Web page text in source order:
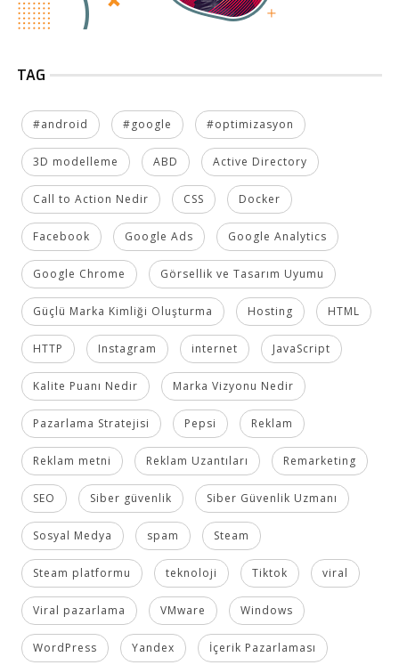
TAG
#android #google #optimizasyon
3D modelleme ABD Active Directory
Call to Action Nedir CSS Docker
Facebook Google Ads Google Analytics
Google Chrome Görsellik ve Tasarım Uyumu
Güçlü Marka Kimliği Oluşturma Hosting HTML
HTTP Instagram internet JavaScript
Kalite Puanı Nedir Marka Vizyonu Nedir
Pazarlama Stratejisi Pepsi Reklam
Reklam metni Reklam Uzantıları Remarketing
SEO Siber güvenlik Siber Güvenlik Uzmanı
Sosyal Medya spam Steam
Steam platformu teknoloji Tiktok viral
Viral pazarlama VMware Windows
WordPress Yandex İçerik Pazarlaması